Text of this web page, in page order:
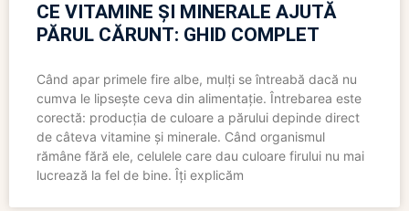
CE VITAMINE ȘI MINERALE AJUTĂ
PĂRUL CĂRUNT: GHID COMPLET
Când apar primele fire albe, mulți se întreabă dacă nu
cumva le lipsește ceva din alimentație. Întrebarea este
corectă: producția de culoare a părului depinde direct
de câteva vitamine și minerale. Când organismul
rămâne fără ele, celulele care dau culoare firului nu mai
lucrează la fel de bine. Îți explicăm